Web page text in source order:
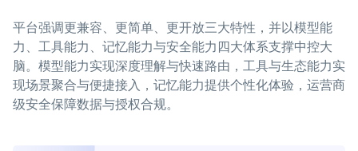
平台强调更兼容、更简单、更开放三大特性，并以模型能
力、工具能力、记忆能力与安全能力四大体系支撑中控大
脑。模型能力实现深度理解与快速路由，工具与生态能力实
现场景聚合与便捷接入，记忆能力提供个性化体验，运营商
级安全保障数据与授权合规。